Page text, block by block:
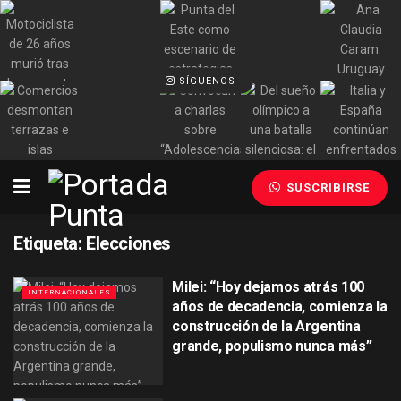
SÍGUENOS
SUSCRIBIRSE
Etiqueta: Elecciones
INTERNACIONALES
Milei: “Hoy dejamos atrás 100
años de decadencia, comienza la
construcción de la Argentina
grande, populismo nunca más”